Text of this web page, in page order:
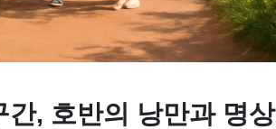
, 호반의 낭만과 명상